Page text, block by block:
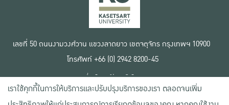
เลขที่ 50 ถนนงามวงศ์วาน แขวงลาดยาว เขตจตุจักร กรุงเทพฯ 10900
โทรศัพท์ +66 (0) 2942 8200-45
เงื่อนไขการใช้งานเว็บไซต์
ข้อตกลงด้านสิทธิ์ใช้งาน
นโยบายความเป็นส่วนตัว
เราใช้คุกกี้ในการให้บริการและปรับปรุงบริการของเรา ตลอดจนเพิ่ม